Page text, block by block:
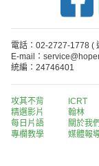
電話：02-2727-1778 (
E-mail：
統編：24746401
攻其不背
精選影片
每日片語
專欄教學
ICRT
翰林
關於我
媒體報